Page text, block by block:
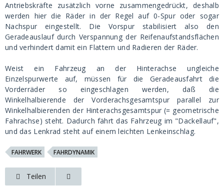
Antriebskräfte zusätzlich vorne zusammengedrückt, deshalb
werden hier die Räder in der Regel auf 0-Spur oder sogar
Nachspur eingestellt. Die Vorspur stabilisiert also den
Geradeauslauf durch Verspannung der Reifenaufstandsflächen
und verhindert damit ein Flattern und Radieren der Räder.
Weist ein Fahrzeug an der Hinterachse ungleiche
Einzelspurwerte auf, müssen für die Geradeausfahrt die
Vorderräder so eingeschlagen werden, daß die
Winkelhalbierende der Vorderachsgesamtspur parallel zur
Winkelhalbierenden der Hinterachsgesamtspur (= geometrische
Fahrachse) steht. Dadurch fährt das Fahrzeug im "Dackellauf",
und das Lenkrad steht auf einem leichten Lenkeinschlag.
FAHRWERK FAHRDYNAMIK
Teilen